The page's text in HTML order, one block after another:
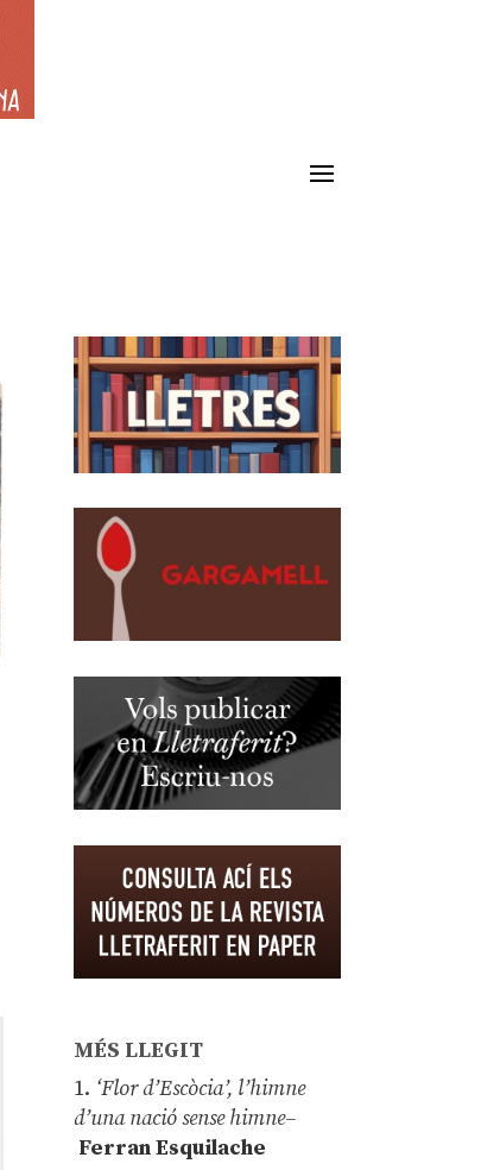
MÉS LLEGIT
1. ‘Flor d’Escòcia’, l’himne
d’una nació sense himne–
Ferran Esquilache